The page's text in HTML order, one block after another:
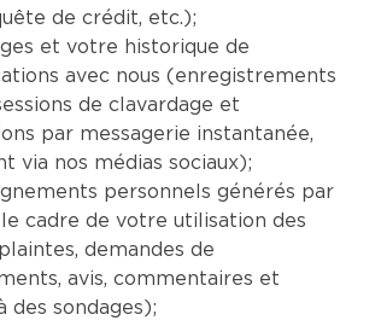
de crédit, etc.);
et votre historique de
avec nous (enregistrements
de clavardage et
par messagerie instantanée,
via nos médias sociaux);
personnels générés par
le cadre de votre utilisation des
demandes de
avis, commentaires et
des sondages);